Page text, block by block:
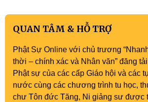
QUAN TÂM & HỖ TRỢ
Phật Sự Online với chủ trương
thời – chính xác và Nhân văn” đăng
Phật sự của các cấp Giáo hội và các
nước cùng các chương trình tu học,
chư Tôn đức Tăng, Ni giảng sư được